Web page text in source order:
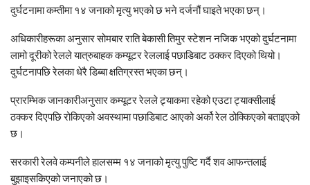
दुर्घटनामा कम्तीमा १४ जनाको मृत्यु भएको छ भने दर्जनौं घाइते भएका छन्।
अधिकारीहरूका अनुसार सोमबार राति बेकासी तिमुर स्टेशन नजिक भएको दुर्घटनामा
लामो दूरीको रेलले यात्रुबाहक कम्यूटर रेललाई पछाडिबाट ठक्कर दिएको थियो।
दुर्घटनापछि रेलका धेरै डिब्बा क्षतिग्रस्त भएका छन्।
प्रारम्भिक जानकारीअनुसार कम्यूटर रेलले ट्र्याकमा रहेको एउटा ट्याक्सीलाई
ठक्कर दिएपछि रोकिएको अवस्थामा पछाडिबाट आएको अर्को रेल ठोक्किएको बताइएको
छ।
सरकारी रेलवे कम्पनीले हालसम्म १४ जनाको मृत्यु पुष्टि गर्दै शव आफन्तलाई
बुझाइसकिएको जनाएको छ।